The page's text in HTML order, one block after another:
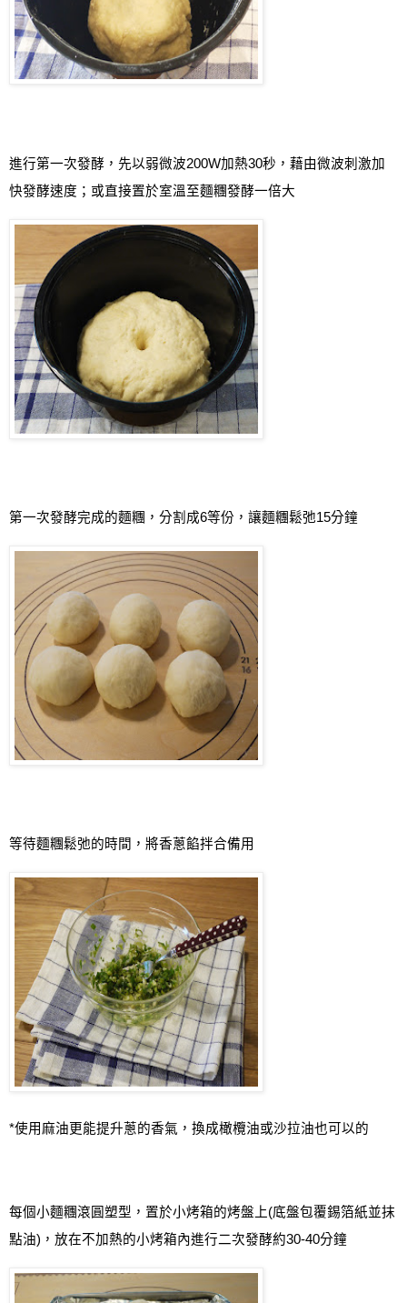
進行第一次發酵，先以弱微波200W加熱30秒，藉由微波刺激加
快發酵速度；或直接置於室溫至麵糰發酵一倍大
第一次發酵完成的麵糰，分割成6等份，讓麵糰鬆弛15分鐘
等待麵糰鬆弛的時間，將香蔥餡拌合備用
*使用麻油更能提升蔥的香氣，換成橄欖油或沙拉油也可以的
每個小麵糰滾圓塑型，置於小烤箱的烤盤上(底盤包覆錫箔紙並抹
點油) ，放在不加熱的小烤箱內進行二次發酵約30-40分鐘